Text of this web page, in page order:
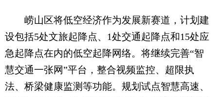
崂山区将低空经济作为发展新赛道，计划建
设包括5处文旅起降点、1处交通起降点和15处应
急起降点在内的低空起降网络。将继续完善“智
慧交通一张网”平台，整合视频监控、超限执
法、桥梁健康监测等功能。规划试点智慧高速、